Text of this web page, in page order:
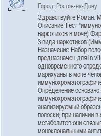
Город: Ростов-на-Дону
Здравствуйте Роман.
Описание Тест
наркотиков в моче)
3 вида наркотиков
Назначение Набор
предназначен для in
одновременного
марихуаны в моче
Определение
анализируемый
полоски; при наличии
метаболитов они
моноклональными